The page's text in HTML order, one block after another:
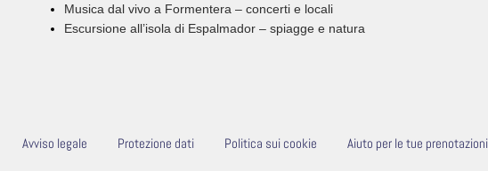
Musica dal vivo a Formentera – concerti e locali
Escursione all’isola di Espalmador – spiagge e natura
Avviso legale Protezione dati Politica sui cookie Aiuto per le tue prenotazioni